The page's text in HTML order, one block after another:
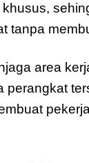
khusus,
tanpa
area
perangkat